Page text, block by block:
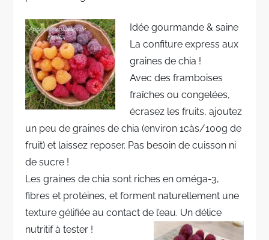
Idée gourmande & saine
La confiture express aux
graines de chia !
Avec des framboises
fraîches ou congelées,
écrasez les fruits, ajoutez
un peu de graines de chia (environ 1càs/100g de
fruit) et laissez reposer. Pas besoin de cuisson ni
de sucre !
Les graines de chia sont riches en oméga-3,
fibres et protéines, et forment naturellement une
texture gélifiée au contact de l’eau. Un délice
nutritif à tester !